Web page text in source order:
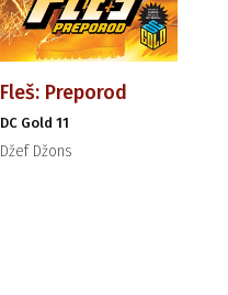
Fleš: Preporod
DC Gold 11
Džef Džons